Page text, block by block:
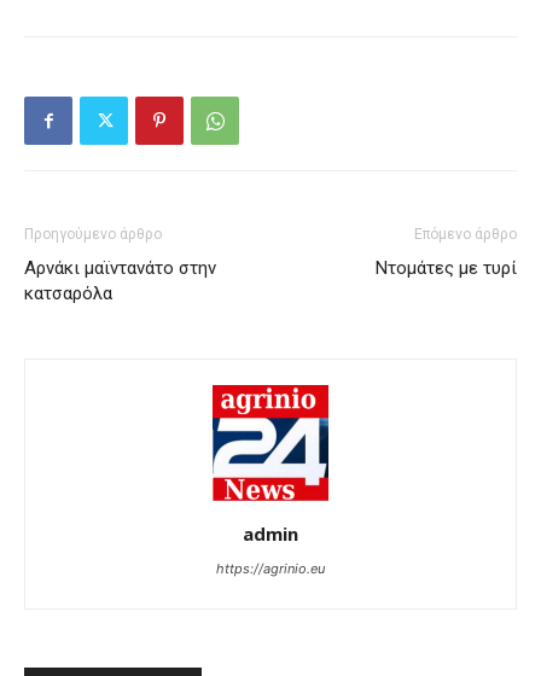
Προηγούμενο άρθρο
Αρνάκι μαϊντανάτο στην
κατσαρόλα
Επόμενο άρθρο
Ντομάτες με τυρί
admin
https://agrinio.eu